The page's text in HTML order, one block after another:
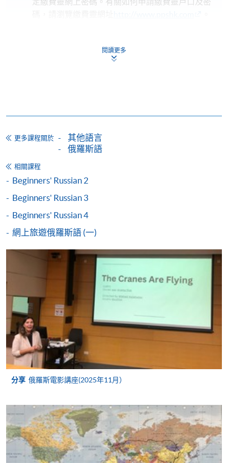
Mastercard（包括「香港大學專業進修學院
學中心作付款安排。
如欲了解如何於網上報讀新課程及繳費，請瀏覽網上
申請/報讀指南 :
-短期課程
個別學歷頒授課程
個別課程為須報讀同一學歷頒授課程及其他單元或繳
交下期學費的學員，提供網上服務，如學員就讀的課
程設有此服務，課程負責人會通知學員有關程序。
網上支付可通過「繳費靈」(PPS) (不適用於手機)、
VISA 或 Mastercard、「微信支付」(Online WeChat
Pay) 、「支付寶」(Online Alipay) 或 「轉數快」(FPS)
繳付學費。
報讀新課程
凡以「先到先得」為取錄方式的課程，請填妥
閱讀更多
更多課程關於
其他語言
俄羅斯語
相關課程
Beginners' Russian 2
Beginners' Russian 3
Beginners' Russian 4
網上旅遊俄羅斯語 (一)
分享 俄羅斯電影講座(2025年11月）